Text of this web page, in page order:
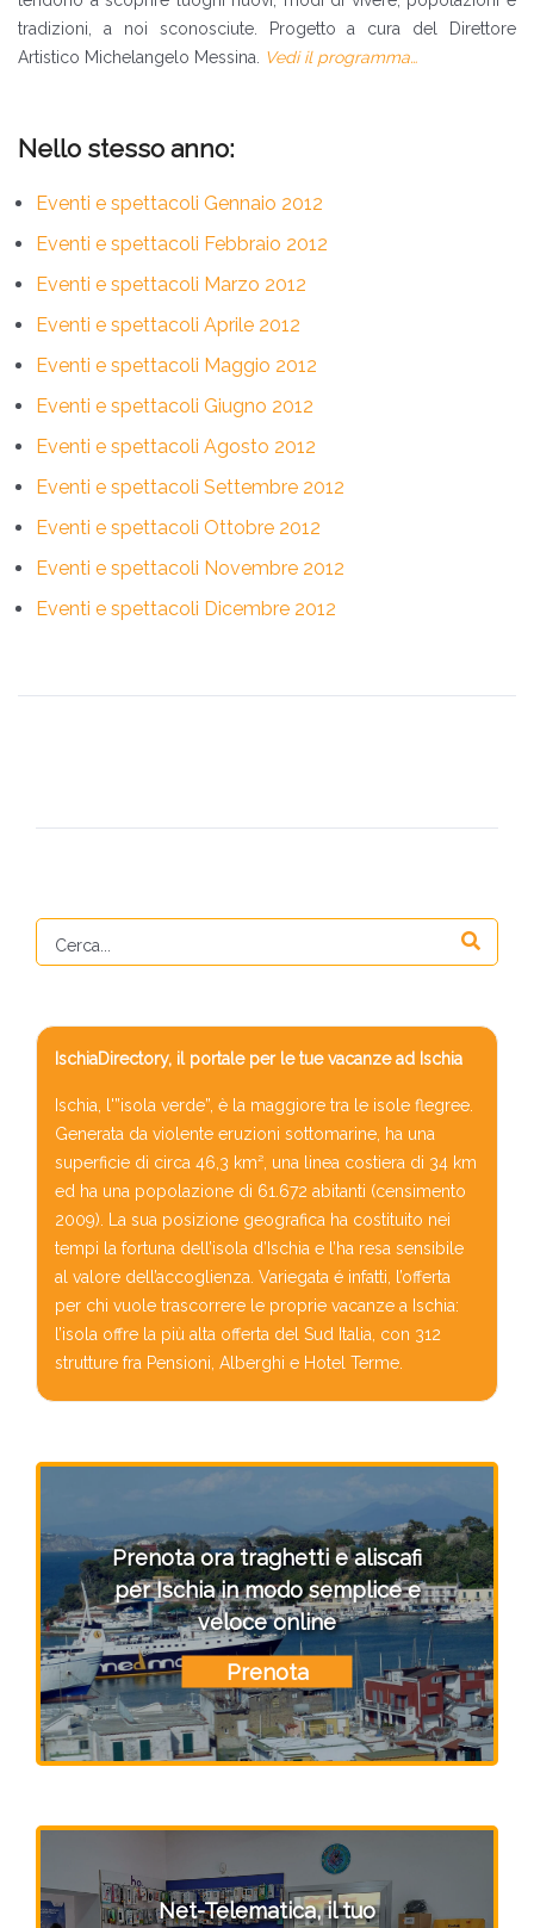
tradizioni, a noi sconosciute. Progetto a cura del Direttore
Artistico Michelangelo Messina.
Vedi il programma…
Nello stesso anno:
Eventi e spettacoli Gennaio 2012
Eventi e spettacoli Febbraio 2012
Eventi e spettacoli Marzo 2012
Eventi e spettacoli Aprile 2012
Eventi e spettacoli Maggio 2012
Eventi e spettacoli Giugno 2012
Eventi e spettacoli Agosto 2012
Eventi e spettacoli Settembre 2012
Eventi e spettacoli Ottobre 2012
Eventi e spettacoli Novembre 2012
Eventi e spettacoli Dicembre 2012
IschiaDirectory, il portale per le tue vacanze ad Ischia
Ischia, l'”isola verde”, è la maggiore tra le isole flegree.
Generata da violente eruzioni sottomarine, ha una
superficie di circa 46,3 km², una linea costiera di 34 km
ed ha una popolazione di 61.672 abitanti (censimento
2009). La sua posizione geografica ha costituito nei
tempi la fortuna dell’isola d’Ischia e l’ha resa sensibile
al valore dell’accoglienza. Variegata é infatti, l’offerta
per chi vuole trascorrere le proprie vacanze a Ischia:
l’isola offre la più alta offerta del Sud Italia, con 312
strutture fra Pensioni, Alberghi e Hotel Terme.
Prenota ora traghetti e aliscafi
per Ischia in modo semplice e
veloce online
Prenota
Net-Telematica, il tuo